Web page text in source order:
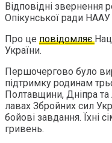
Відповідні звернення
Опікунської ради
Про це повідомляє
України.
Першочергово було
підтримку родинам
Полтавщини, Дніпра
лавах Збройних сил
бойові завдання. Їхні
гривень.